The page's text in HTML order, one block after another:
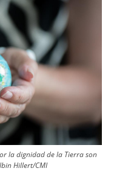
la dignidad de la Tierra son
Hillert/CMI